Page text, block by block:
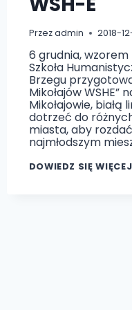
Przezadmin 2018-
6 grudnia, wzorem
Szkoła
Brzegu
Mikołajów WSHE”
Mikołajowie,
dotrzeć do
miasta, aby
najmłodszym
DOWIEDZ SIĘ WIĘCEJ